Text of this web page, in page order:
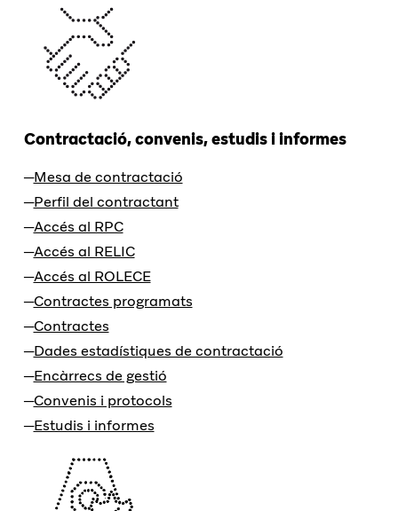
Contractació, convenis, estudis i informes
Mesa de contractació
Perfil del contractant
Accés al RPC
Accés al RELIC
Accés al ROLECE
Contractes programats
Contractes
Dades estadístiques de contractació
Encàrrecs de gestió
Convenis i protocols
Estudis i informes